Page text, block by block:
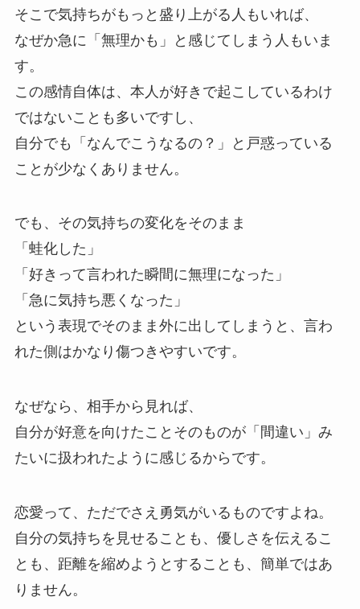
そこで気持ちがもっと盛り上がる人もいれば、
なぜか急に「無理かも」と感じてしまう人もいま
す。
この感情自体は、本人が好きで起こしているわけ
ではないことも多いですし、
自分でも「なんでこうなるの？」と戸惑っている
ことが少なくありません。
でも、その気持ちの変化をそのまま
「蛙化した」
「好きって言われた瞬間に無理になった」
「急に気持ち悪くなった」
という表現でそのまま外に出してしまうと、言わ
れた側はかなり傷つきやすいです。
なぜなら、相手から見れば、
自分が好意を向けたことそのものが「間違い」み
たいに扱われたように感じるからです。
恋愛って、ただでさえ勇気がいるものですよね。
自分の気持ちを見せることも、優しさを伝えるこ
とも、距離を縮めようとすることも、簡単ではあ
りません。